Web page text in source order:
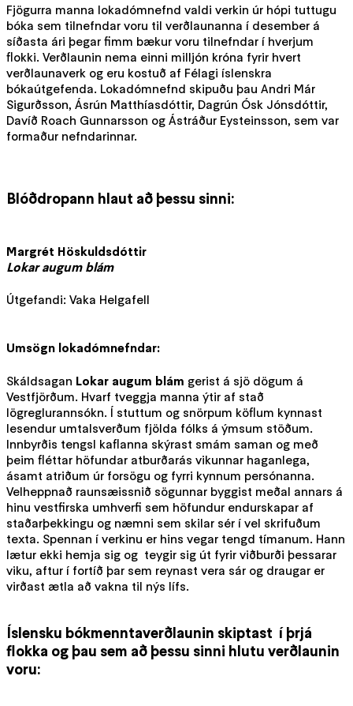
Fjögurra manna lokadómnefnd valdi verkin úr hópi tuttugu
bóka sem tilnefndar voru til verðlaunanna í desember á
síðasta ári þegar fimm bækur voru tilnefndar í hverjum
flokki. Verðlaunin nema einni milljón króna fyrir hvert
verðlaunaverk og eru kostuð af Félagi íslenskra
bókaútgefenda. Lokadómnefnd skipuðu þau Andri Már
Sigurðsson, Ásrún Matthíasdóttir, Dagrún Ósk Jónsdóttir,
Davíð Roach Gunnarsson og Ástráður Eysteinsson, sem var
formaður nefndarinnar.
Blóðdropann hlaut að þessu sinni:
Margrét Höskuldsdóttir
Lokar augum blám
Útgefandi: Vaka Helgafell
Umsögn lokadómnefndar:
Skáldsagan Lokar augum blám gerist á sjö dögum á
Vestfjörðum. Hvarf tveggja manna ýtir af stað
lögreglurannsókn. Í stuttum og snörpum köflum kynnast
lesendur umtalsverðum fjölda fólks á ýmsum stöðum.
Innbyrðis tengsl kaflanna skýrast smám saman og með
þeim fléttar höfundar atburðarás vikunnar haganlega,
ásamt atriðum úr forsögu og fyrri kynnum persónanna.
Velheppnað raunsæissnið sögunnar byggist meðal annars á
hinu vestfirska umhverfi sem höfundur endurskapar af
staðarþekkingu og næmni sem skilar sér í vel skrifuðum
texta. Spennan í verkinu er hins vegar tengd tímanum. Hann
lætur ekki hemja sig og teygir sig út fyrir viðburði þessarar
viku, aftur í fortíð þar sem reynast vera sár og draugar er
virðast ætla að vakna til nýs lífs.
Íslensku bókmenntaverðlaunin skiptast í þrjá
flokka og þau sem að þessu sinni hlutu verðlaunin
voru: